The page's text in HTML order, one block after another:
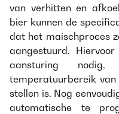
van verhitten en
bier kunnen de
dat het maischproces
aangestuurd.
aansturing
temperatuurbereik van
stellen is. Nog
automatische te